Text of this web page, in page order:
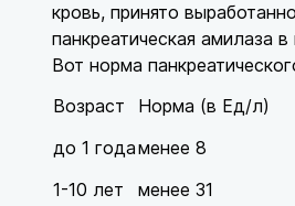
кровь, принято
панкреатическая амилаза
Вот норма
Возраст
Норма (в Ед/л)
до 1 годаменее 8
1-10 лет
менее 31